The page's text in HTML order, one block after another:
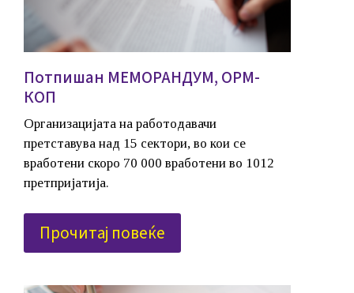
Потпишан МЕМОРАНДУМ, ОРМ-
КОП
Организацијата на работодавачи
претставува над 15 сектори, во кои се
вработени скоро 70 000 вработени во 1012
претпријатија.
Прочитај повеќе